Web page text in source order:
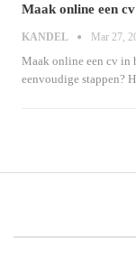
Maak online een
KANDEL Mar 27,
Maak online een cv in
eenvoudige stappen?